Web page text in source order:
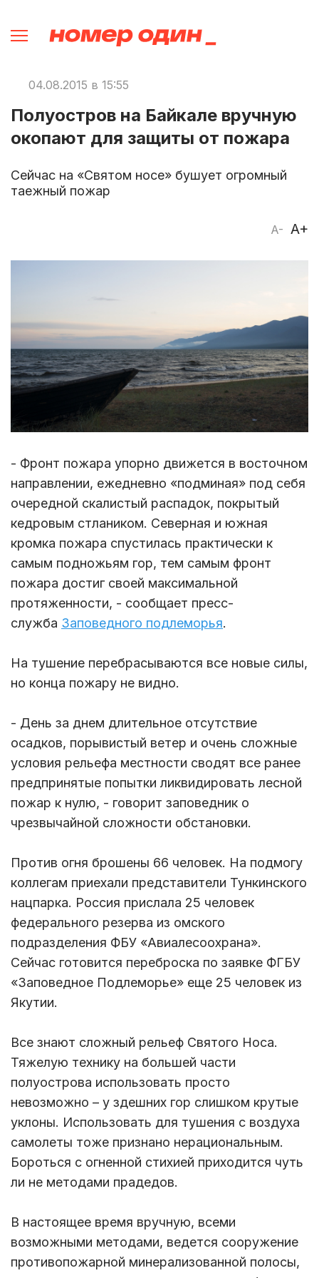
04.08.2015 в 15:55
Полуостров на Байкале вручную
окопают для защиты от пожара
Сейчас на «Святом носе» бушует огромный
таежный пожар
A- A+
- Фронт пожара упорно движется в восточном
направлении, ежедневно «подминая» под себя
очередной скалистый распадок, покрытый
кедровым стлаником. Северная и южная
кромка пожара спустилась практически к
самым подножьям гор, тем самым фронт
пожара достиг своей максимальной
протяженности, - сообщает пресс-
служба Заповедного подлеморья.
На тушение перебрасываются все новые силы,
но конца пожару не видно.
- День за днем длительное отсутствие
осадков, порывистый ветер и очень сложные
условия рельефа местности сводят все ранее
предпринятые попытки ликвидировать лесной
пожар к нулю, - говорит заповедник о
чрезвычайной сложности обстановки.
Против огня брошены 66 человек. На подмогу
коллегам приехали представители Тункинского
нацпарка. Россия прислала 25 человек
федерального резерва из омского
подразделения ФБУ «Авиалесоохрана».
Сейчас готовится переброска по заявке ФГБУ
«Заповедное Подлеморье» еще 25 человек из
Якутии.
Все знают сложный рельеф Святого Носа.
Тяжелую технику на большей части
полуострова использовать просто
невозможно – у здешних гор слишком крутые
уклоны. Использовать для тушения с воздуха
самолеты тоже признано нерациональным.
Бороться с огненной стихией приходится чуть
ли не методами прадедов.
В настоящее время вручную, всеми
возможными методами, ведется сооружение
противопожарной минерализованной полосы,